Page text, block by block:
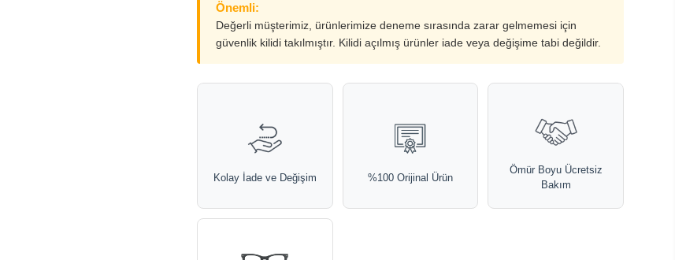
Önemli:
Değerli müşterimiz, ürünlerimize deneme sırasında zarar gelmemesi için
güvenlik kilidi takılmıştır. Kilidi açılmış ürünler iade veya değişime tabi değildir.
Kolay İade ve Değişim %100 Orijinal Ürün
Ömür Boyu Ücretsiz
Bakım